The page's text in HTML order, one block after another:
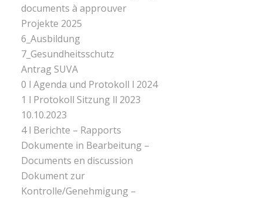
documents à approuver
Projekte 2025
6_Ausbildung
7_Gesundheitsschutz
Antrag SUVA
0 l Agenda und Protokoll l 2024
1 l Protokoll Sitzung ll 2023
10.10.2023
4 l Berichte – Rapports
Dokumente in Bearbeitung –
Documents en discussion
Dokument zur
Kontrolle/Genehmigung –